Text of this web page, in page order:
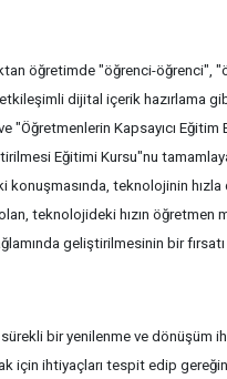
öğretimde "öğrenci-öğrenci",
dijital içerik hazırlama
"Öğretmenlerin Kapsayıcı Eğitim
Eğitimi Kursu"nu
konuşmasında, teknolojinin
olan, teknolojideki hızın öğretmen
geliştirilmesinin bir
bir yenilenme ve dönüşüm
için ihtiyaçları tespit edip